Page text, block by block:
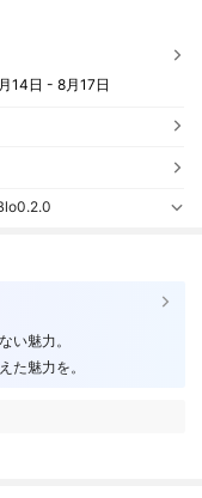
14日 - 8月17日
い魅力。
た魅力を。